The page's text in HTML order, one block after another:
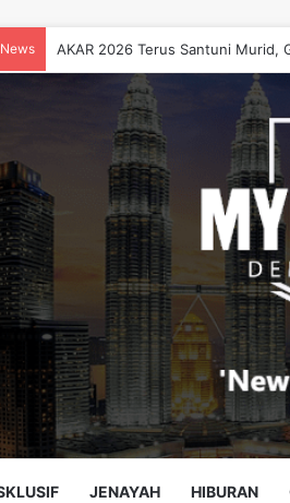
AKAR 2026 Terus Santuni Murid,
JENAYAH HIBURAN